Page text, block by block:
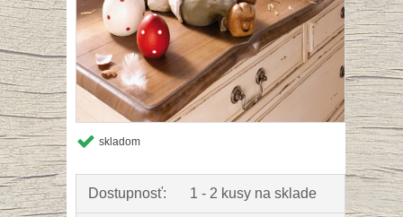
skladom
Dostupnosť: 1 - 2 kusy na sklade